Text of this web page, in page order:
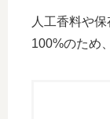
人工香料や
100%のため